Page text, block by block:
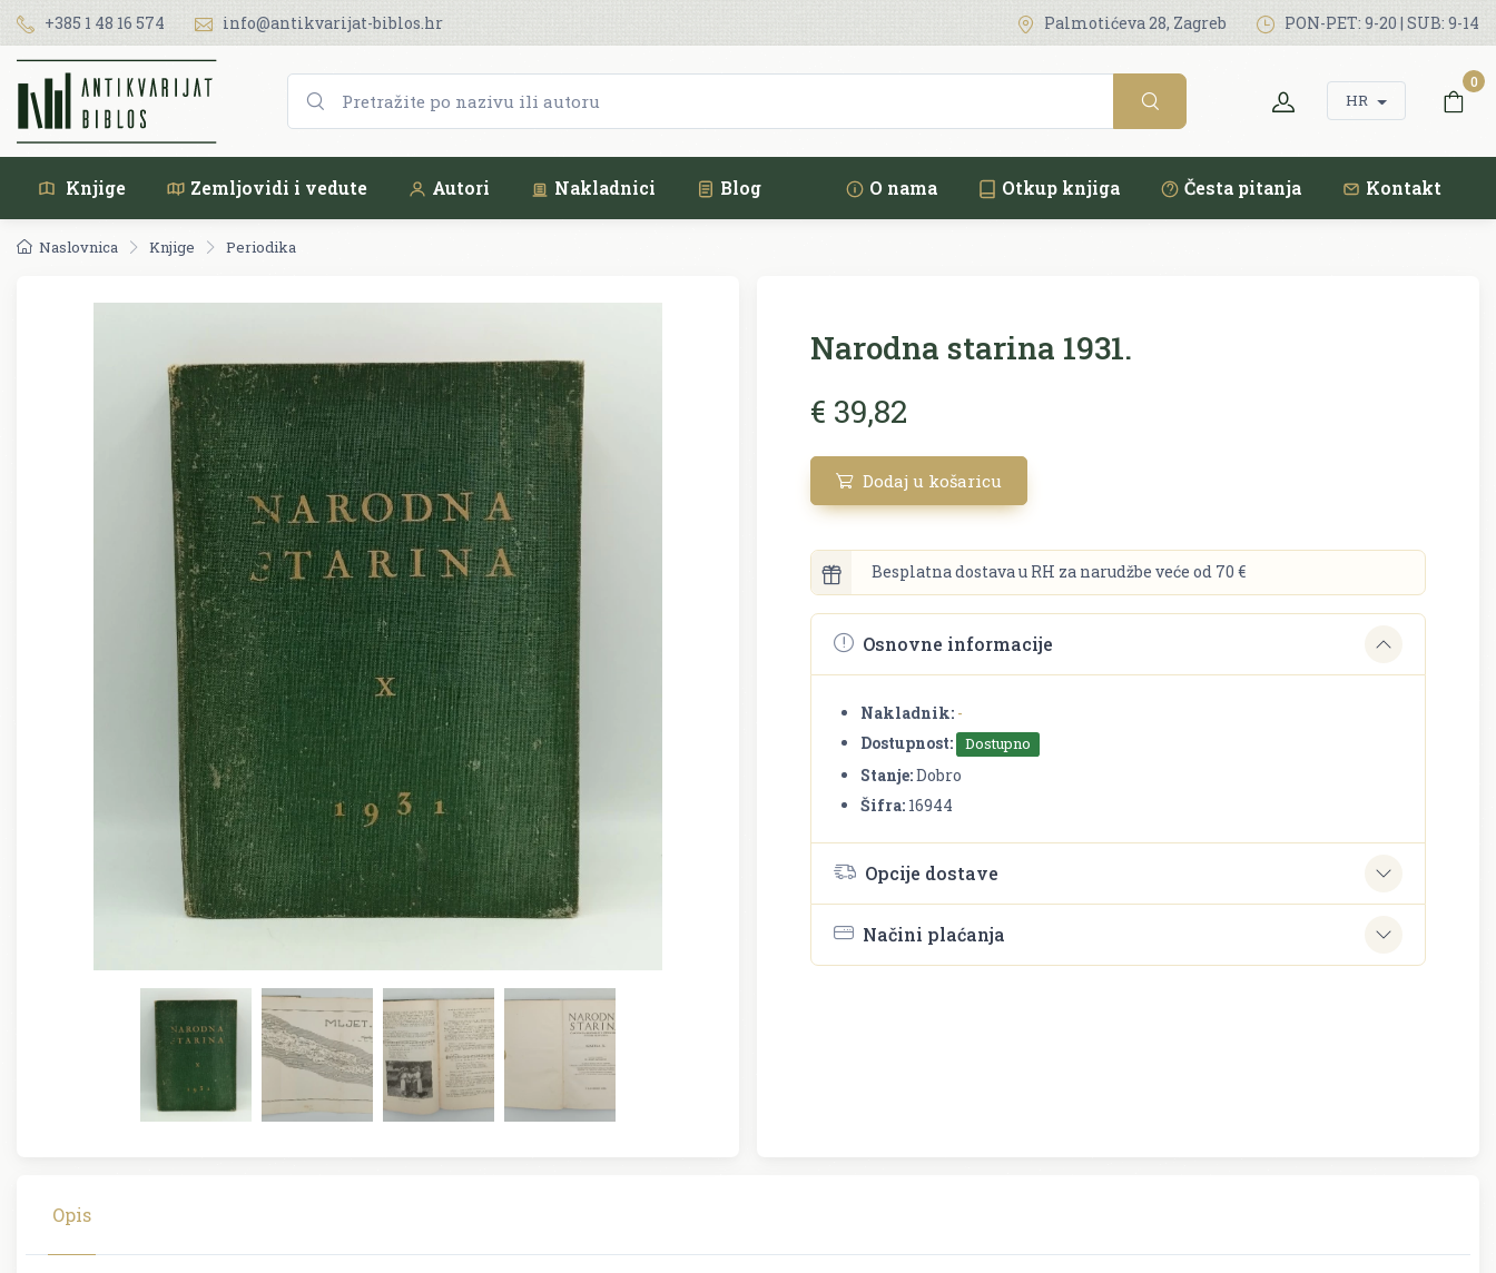
+385 1 48 16 574 info@antikvarijat-biblos.hr Palmotićeva 28, Zagreb PON-PET: 9-20 | SUB: 9-14
HR
0
Knjige Zemljovidi i vedute Autori Nakladnici Blog O nama Otkup knjiga Česta pitanja Kontakt
Naslovnica Knjige Periodika
Narodna starina 1931.
€ 39,82
Dodaj u košaricu
Besplatna dostava u RH za narudžbe veće od 70 €
Osnovne informacije
Nakladnik: -
Dostupnost:
Dostupno
Stanje:Dobro
Šifra: 16944
Opcije dostave
Načini plaćanja
Opis